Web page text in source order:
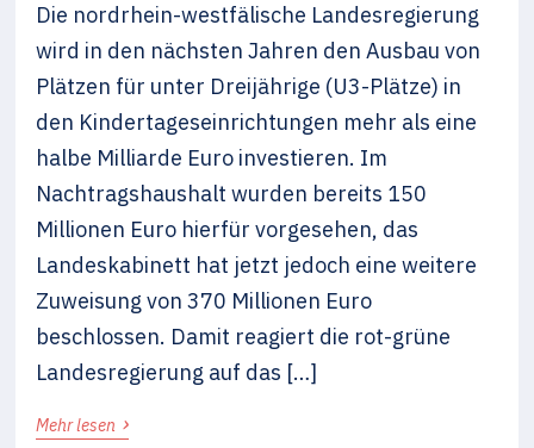
Die nordrhein-westfälische Landesregierung
wird in den nächsten Jahren den Ausbau von
Plätzen für unter Dreijährige (U3-Plätze) in
den Kindertageseinrichtungen mehr als eine
halbe Milliarde Euro investieren. Im
Nachtragshaushalt wurden bereits 150
Millionen Euro hierfür vorgesehen, das
Landeskabinett hat jetzt jedoch eine weitere
Zuweisung von 370 Millionen Euro
beschlossen. Damit reagiert die rot-grüne
Landesregierung auf das […]
Mehr lesen ›